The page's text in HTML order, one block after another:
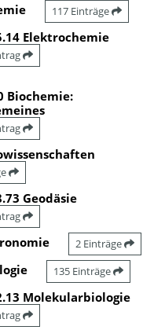
117 Einträge
Elektrochemie
Biochemie:
Geodäsie
2 Einträge
135 Einträge
Molekularbiologie